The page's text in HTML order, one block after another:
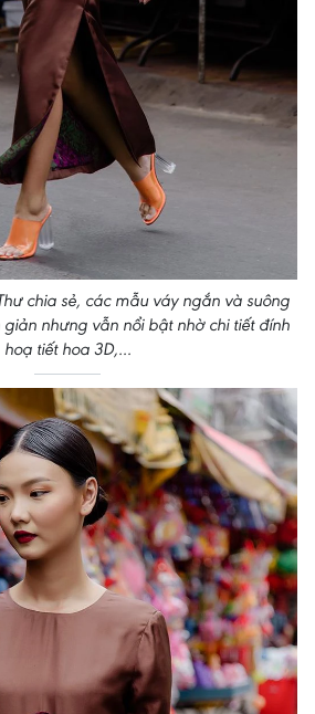
chia sẻ, các mẫu váy ngắn và suông
nhưng vẫn nổi bật nhờ chi tiết đính
hoạ tiết hoa 3D,…